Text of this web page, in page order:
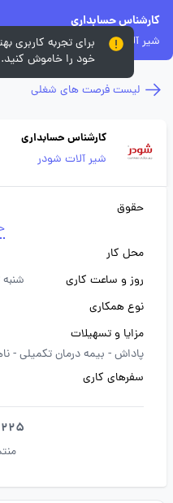
کارشناس حسابداری
شیر آلات شودر
لیست فرصت های شغلی
کارشناس حسابداری
شیر آلات شودر
حقوق
محل کار
روز و ساعت کاری
شنبه
نوع همکاری
مزایا و تسهیلات
پاداش - بیمه درمان تکمیلی -
سفرهای کاری
225 روز پیش
خود را خاموش کنید.